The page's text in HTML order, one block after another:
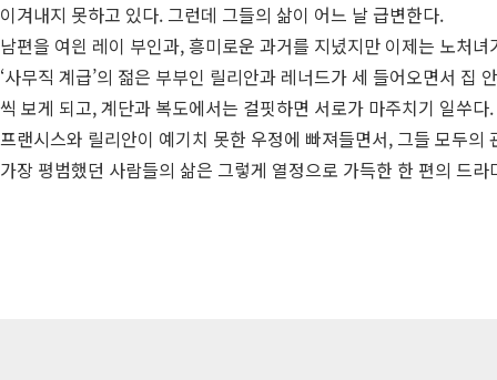
이겨내지 못하고 있다. 그런데 그들의 삶이 어느 날 급변한다.
남편을 여읜 레이 부인과, 흥미로운 과거를 지녔지만 이제는 노처
‘사무직 계급’의 젊은 부부인 릴리안과 레너드가 세 들어오면서
씩 보게 되고, 계단과 복도에서는 걸핏하면 서로가 마주치기 일쑤다.
프랜시스와 릴리안이 예기치 못한 우정에 빠져들면서, 그들 모두
가장 평범했던 사람들의 삶은 그렇게 열정으로 가득한 한 편의 드라